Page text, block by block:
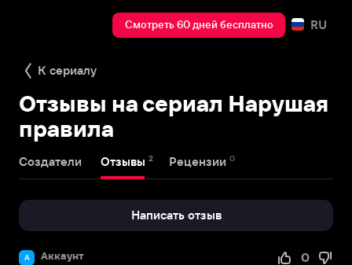
Смотреть 60 дней бесплатно RU
К сериалу
Отзывы на сериал Нарушая
правила
Создатели Отзывы 2 Рецензии 0
Написать отзыв
А Аккаунт
0